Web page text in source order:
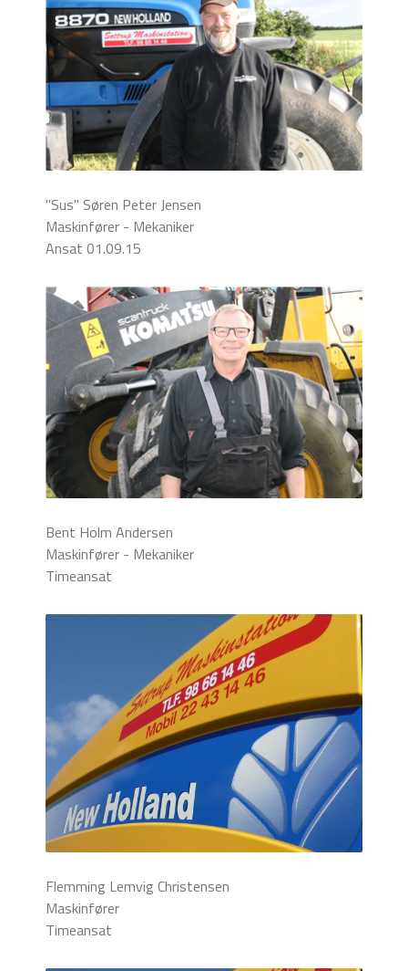
"Sus" Søren Peter Jensen
Maskinfører - Mekaniker
Ansat 01.09.15
Bent Holm Andersen
Maskinfører - Mekaniker
Timeansat
Flemming Lemvig Christensen
Maskinfører
Timeansat